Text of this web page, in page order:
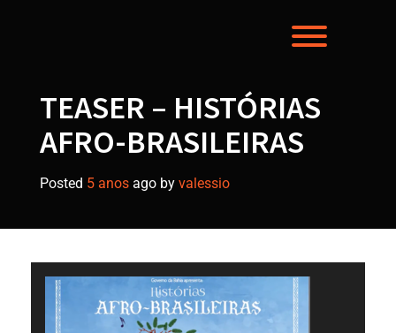
TEASER – HISTÓRIAS
AFRO-BRASILEIRAS
Posted 5 anos ago by valessio